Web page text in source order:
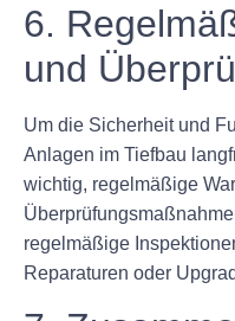
6.
und
Um die Sicherheit und
Anlagen im Tiefbau
wichtig, regelmäßige
regelmäßige
Reparaturen oder